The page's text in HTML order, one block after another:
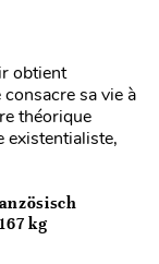
obtient
sa vie à
théorique
existentialiste,
kg